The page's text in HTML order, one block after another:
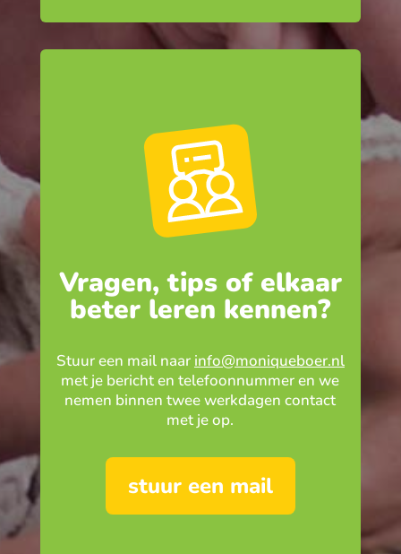
Vragen, tips of elkaar
beter leren kennen?
Stuur een mail naar info@moniqueboer.nl
met je bericht en telefoonnummer en we
nemen binnen twee werkdagen contact
met je op.
stuur een mail